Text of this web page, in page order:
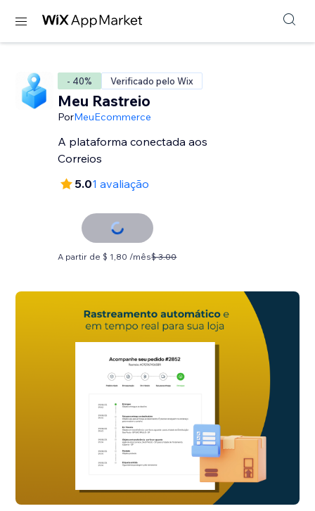
- 40% Verificado pelo Wix
Meu Rastreio
PorMeuEcommerce
A plataforma conectada aos
Correios
5.01 avaliação
A partir de $ 1,80 /mês$ 3.00